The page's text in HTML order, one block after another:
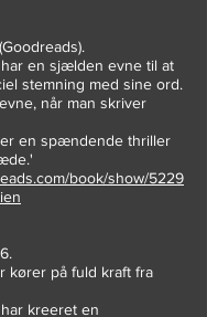
har en sjælden evne til at
stemning med sine ord.
når man skriver
en spændende thriller
book/show/5229
kører på fuld kraft fra
kreeret en